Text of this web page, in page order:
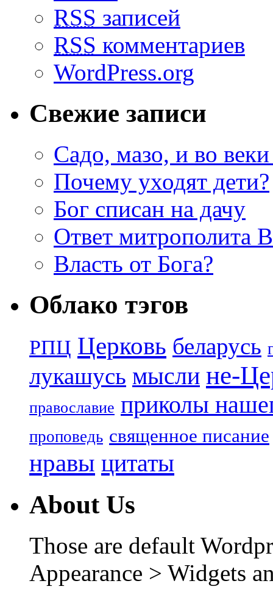
RSS записей
RSS комментариев
WordPress.org
Свежие записи
Садо, мазо, и во веки
Почему уходят дети?
Бог списан на дачу
Ответ митрополита
Власть от Бога?
Облако тэгов
РПЦ Церковь беларусь
лукашусь мысли не-
православие приколы
проповедь священное писание
нравы цитаты
About Us
Those are default
Appearance > Widgets